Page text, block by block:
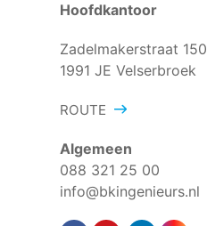
Hoofdkantoor
Zadelmakerstraat 150
1991 JE Velserbroek
ROUTE
Algemeen
088 321 25 00
info@bkingenieurs.nl